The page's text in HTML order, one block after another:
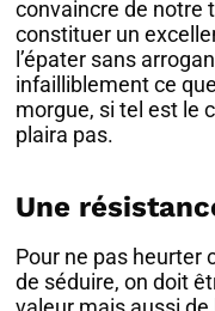
convaincre de notre
constituer un
l’épater sans
infailliblement ce
morgue, si tel est le
plaira pas.
Une
Pour ne pas heurter
de séduire, on doit